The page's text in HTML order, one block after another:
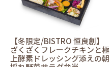
【冬限定/BISTRO 恒良創】
ざくざくフレークチキンと極
上酵素ドレッシング添えの朝